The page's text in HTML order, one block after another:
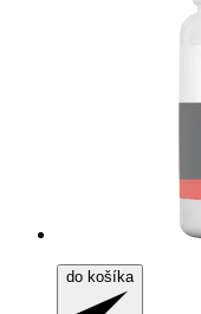
do košíka